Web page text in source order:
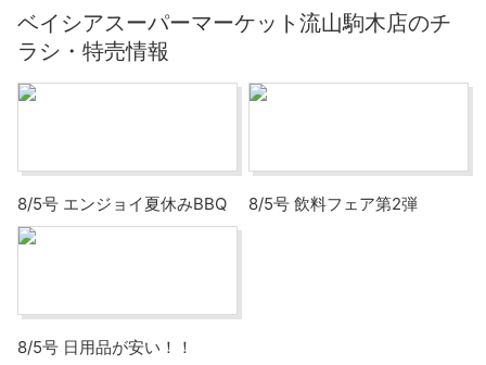
ベイシアスーパーマーケット流山駒木店のチ
ラシ・特売情報
8/5号 エンジョイ夏休みBBQ 8/5号 飲料フェア第2弾
8/5号 日用品が安い！！